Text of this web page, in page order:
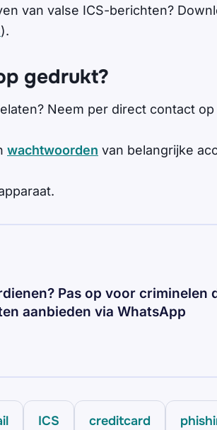
van valse ICS-berichten?
).
gedrukt?
Neem per direct contact
wachtwoorden van belangrijke
Pas op voor criminelen
aanbieden via WhatsApp
ICS creditcard